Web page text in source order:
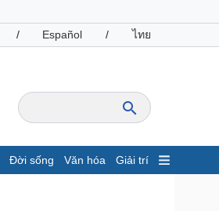
/ Español / ไทย
Đời sống Văn hóa Giải trí